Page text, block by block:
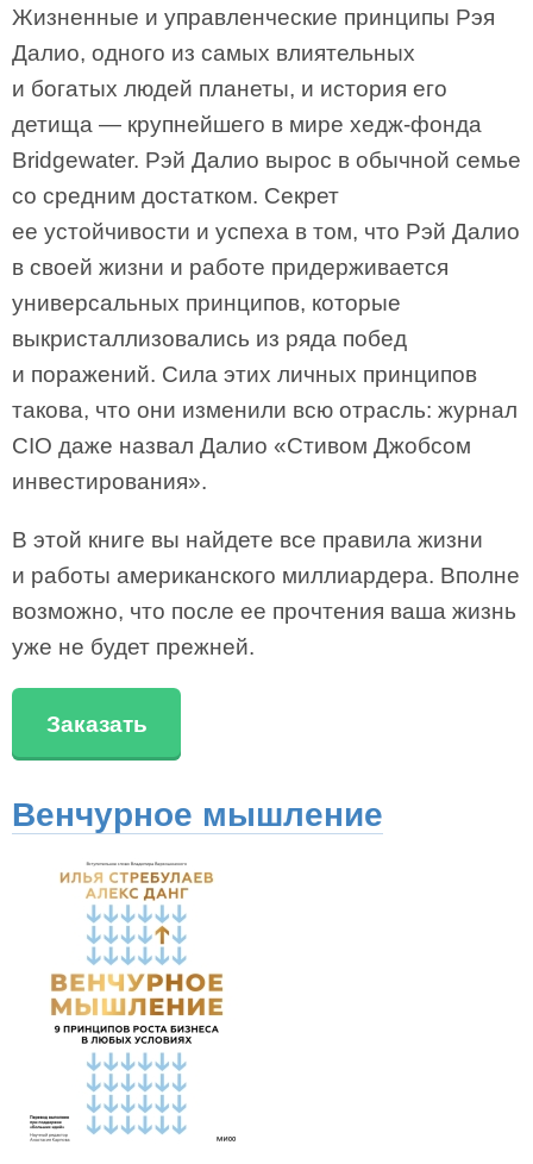
Жизненные и управленческие принципы Рэя
Далио, одного из самых влиятельных
и богатых людей планеты, и история его
детища — крупнейшего в мире хедж-фонда
Bridgewater. Рэй Далио вырос в обычной семье
со средним достатком. Секрет
ее устойчивости и успеха в том, что Рэй Далио
в своей жизни и работе придерживается
универсальных принципов, которые
выкристаллизовались из ряда побед
и поражений. Сила этих личных принципов
такова, что они изменили всю отрасль: журнал
CIO даже назвал Далио «Стивом Джобсом
инвестирования».
В этой книге вы найдете все правила жизни
и работы американского миллиардера. Вполне
возможно, что после ее прочтения ваша жизнь
уже не будет прежней.
Заказать
Венчурное мышление